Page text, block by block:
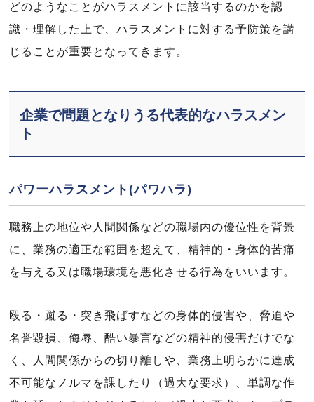
どのようなことがハラスメントに該当するのかを認
識・理解した上で、ハラスメントに対する予防策を講
じることが重要となってきます。
企業で問題となりうる代表的なハラスメン
ト
パワーハラスメント(パワハラ)
職務上の地位や人間関係などの職場内の優位性を背景
に、業務の適正な範囲を超えて、精神的・身体的苦痛
を与える又は職場環境を悪化させる行為をいいます。
殴る・蹴る・突き飛ばすなどの身体的侵害や、脅迫や
名誉毀損、侮辱、酷い暴言などの精神的侵害だけでな
く、人間関係からの切り離しや、業務上明らかに達成
不可能なノルマを課したり（過大な要求）、単調な作